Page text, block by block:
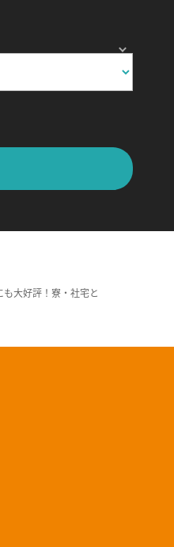
大好評！寮・社宅と